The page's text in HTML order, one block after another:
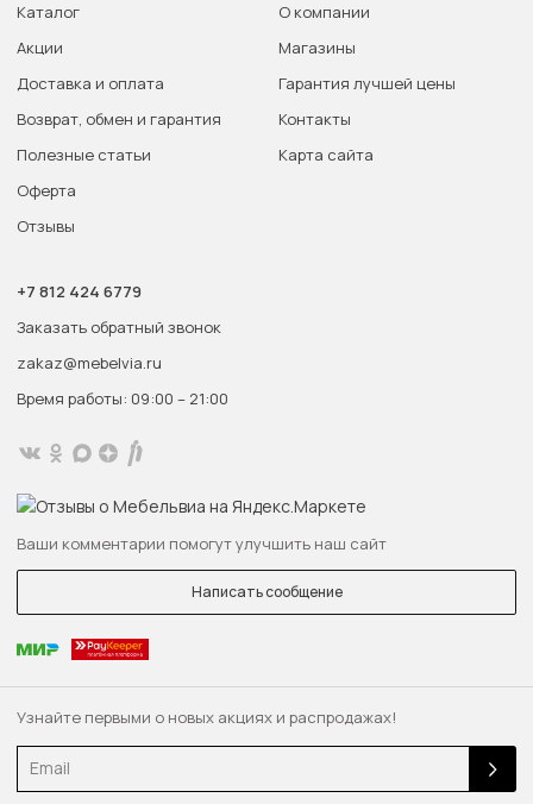
Узнайте первыми о новых акциях и распродажах!
Email
Каталог
Акции
Доставка и оплата
Возврат, обмен и гарантия
Полезные статьи
Оферта
Отзывы
О компании
Магазины
Гарантия лучшей цены
Контакты
Карта сайта
+7 812 424 6779
Заказать обратный звонок
zakaz@mebelvia.ru
Время работы: 09:00 – 21:00
Ваши комментарии помогут улучшить наш сайт
Написать сообщение